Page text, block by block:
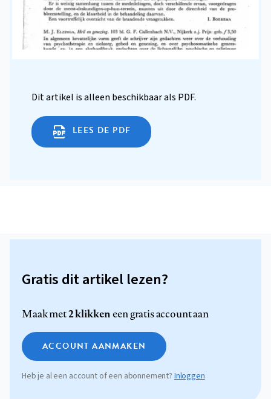
Dit artikel is alleen beschikbaar als PDF.
LEES DE PDF
Gratis dit artikel lezen?
Maak met2 klikkeneen gratis account aan
ACCOUNT AANMAKEN
Heb je al een account of een abonnement? Inloggen